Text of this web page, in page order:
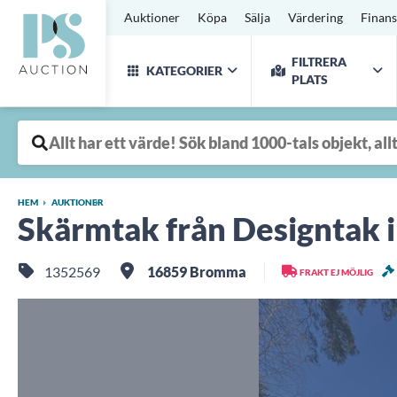
Auktioner Köpa Sälja Värdering
KATEGORIER
FILTRERA
PLATS
HEM AUKTIONER
Skärmtak från
1352569 16859 Bromma FRAKT EJ MÖJLIG